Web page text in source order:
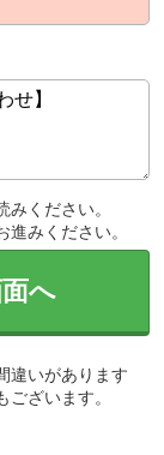
みください。
みください。
へ
違いがあります
ざいます。